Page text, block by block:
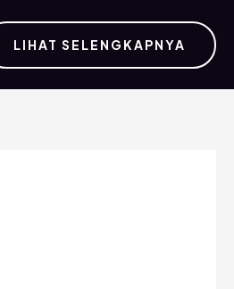
LIHAT SELENGKAPNYA